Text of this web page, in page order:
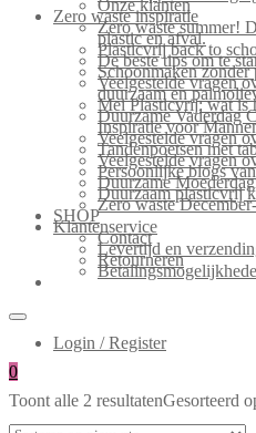
Onze klanten
Zero waste inspiratie
Zero waste summer!
plastic en afval.
Plasticvrij back to
De beste tips om te
Schoonmaken zonder
Veelgestelde vragen
duurzaam en
Mei Plasticvrij: wat is
Duurzame Vaderdag
Inspiratie voor
Veelgestelde vragen
Tandenpoetsen met
Veelgestelde vragen
Persoonlijke blogs
Duurzame
Duurzaam plasticvrij
Zero waste
SHOP
Klantenservice
Contact
Levertijd en
Retourneren
Login / Register
0
Toont alle 2 resultatenGesorteerd